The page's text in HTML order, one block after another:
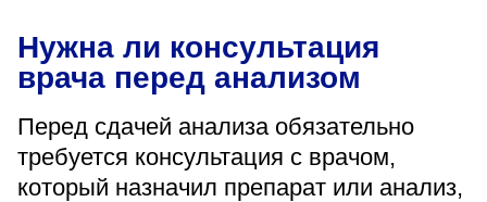
Нужна ли консультация
врача перед анализом
Перед сдачей анализа обязательно
требуется консультация с врачом,
который назначил препарат или анализ,